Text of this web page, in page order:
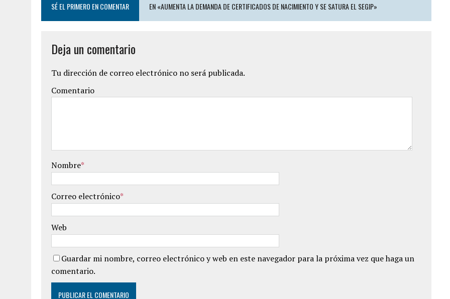
SÉ EL PRIMERO EN COMENTAR EN «AUMENTA LA DEMANDA DE CERTIFICADOS DE NACIMIENTO Y SE SATURA EL SEGIP»
Deja un comentario
Tu dirección de correo electrónico no será publicada.
Comentario
Nombre*
Correo electrónico*
Web
Guardar mi nombre, correo electrónico y web en este navegador para la próxima vez que haga un
comentario.